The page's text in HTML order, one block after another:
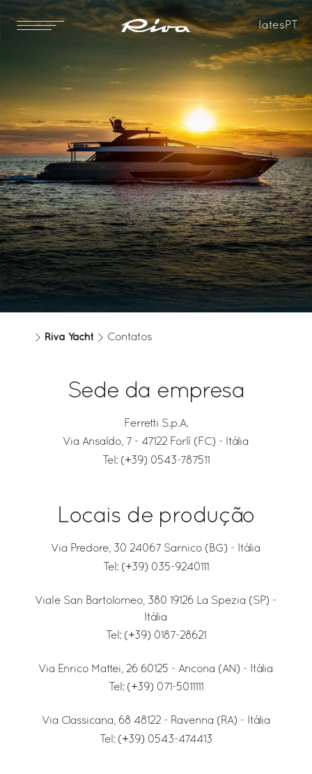
IatesPT
Riva Yacht Contatos
Sede da empresa
Ferretti S.p.A.
Via Ansaldo, 7 - 47122 Forlì (FC) - Itália
Tel: (+39) 0543-787511
Locais de produção
Via Predore, 30 24067 Sarnico (BG) - Itália
Tel: (+39) 035-9240111
Viale San Bartolomeo, 380 19126 La Spezia (SP) -
Itália
Tel: (+39) 0187-28621
Via Enrico Mattei, 26 60125 - Ancona (AN) - Itália
Tel: (+39) 071-5011111
Via Classicana, 68 48122 - Ravenna (RA) - Itália
Tel: (+39) 0543-474413